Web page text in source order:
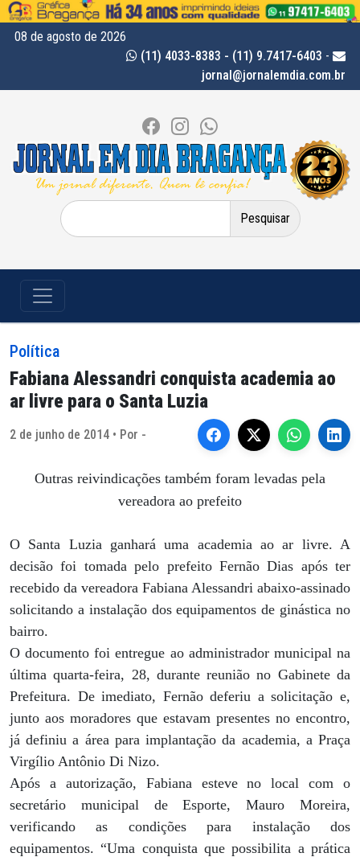
08 de agosto de 2026
(11) 4033-8383 - (11) 9.7417-6403 -
jornal@jornalemdia.com.br
Pesquisar
por:
Política
Fabiana Alessandri conquista academia ao
ar livre para o Santa Luzia
2 de junho de 2014 • Por -
Outras reivindicações também foram levadas pela
vereadora ao prefeito
O Santa Luzia ganhará uma academia ao ar livre. A
decisão foi tomada pelo prefeito Fernão Dias após ter
recebido da vereadora Fabiana Alessandri abaixo-assinado
solicitando a instalação dos equipamentos de ginástica no
bairro.
O documento foi entregue ao administrador municipal na
última quarta-feira, 28, durante reunião no Gabinete da
Prefeitura. De imediato, Fernão deferiu a solicitação e,
junto aos moradores que estavam presentes no encontro,
já definiu a área para implantação da academia, a Praça
Virgílio Antônio Di Nizo.
Após a autorização, Fabiana esteve no local com o
secretário municipal de Esporte, Mauro Moreira,
verificando as condições para instalação dos
equipamentos. “Uma conquista que possibilita a prática